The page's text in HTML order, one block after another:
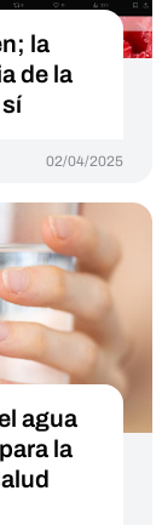
la
de la
02/04/2025
agua
la